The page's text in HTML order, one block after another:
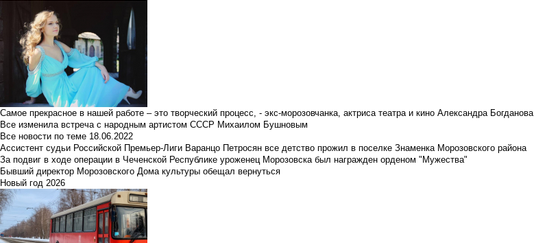
Самое прекрасное в нашей работе – это творческий процесс, - экс-морозовчанка, актриса театра и кино Александра Богданова
Все изменила встреча с народным артистом СССР Михаилом Бушновым
Все новости по теме 18.06.2022
Ассистент судьи Российской Премьер-Лиги Варанцо Петросян все детство прожил в поселке Знаменка Морозовского района
За подвиг в ходе операции в Чеченской Республике уроженец Морозовска был награжден орденом "Мужества"
Бывший директор Морозовского Дома культуры обещал вернуться
Новый год 2026